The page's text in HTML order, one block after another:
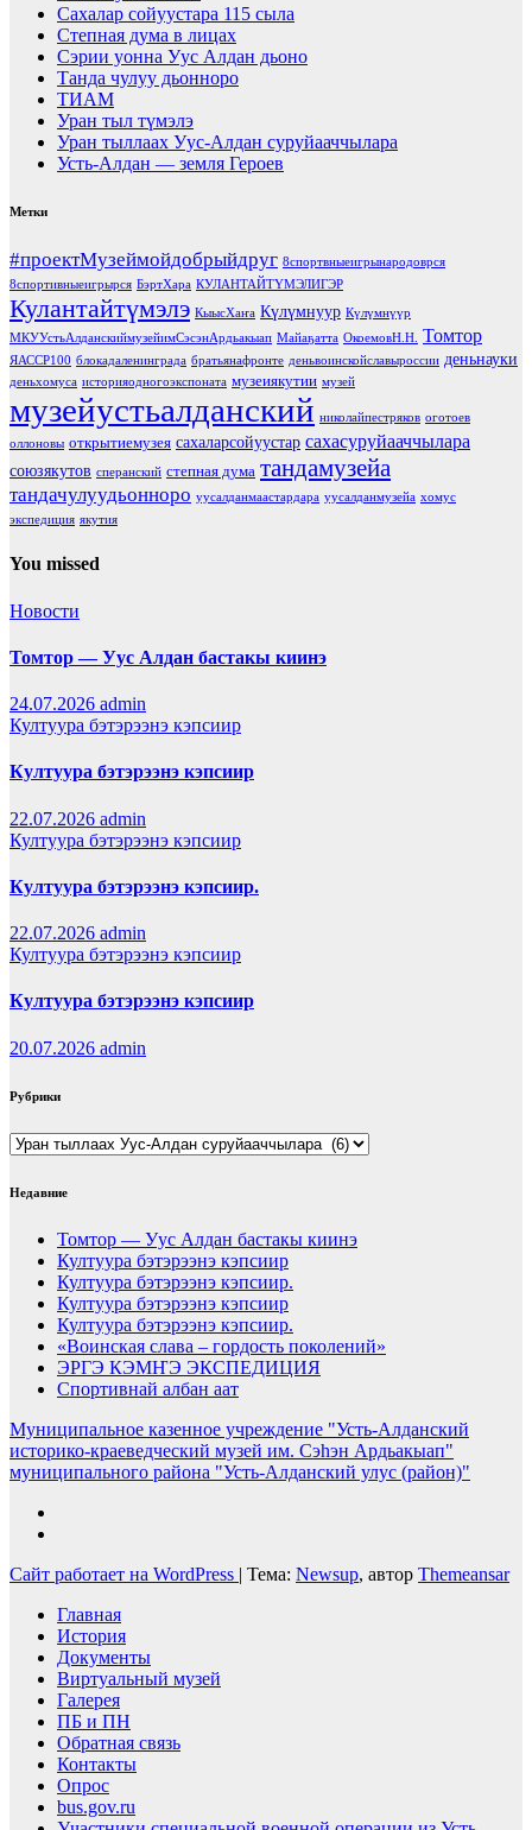
Сахалар сойуустара 115 сыла
Степная дума в лицах
Сэрии уонна Уус Алдан дьоно
Танда чулуу дьонноро
ТИАМ
Уран тыл түмэлэ
Уран тыллаах Уус-Алдан суруйааччылара
Усть-Алдан — земля Героев
Метки
#проектМузеймойдобрыйдруг 8спортвныеигрынародоврся
8спортивныеигрырся БэртХара КУЛАНТАЙТҮМЭЛИГЭР
Кулантайтүмэлэ КыысХаҥа Күлүмнуур Күлүмнүүр
МКУУстьАлданскиймузейимСэсэнАрдьакыап Майаҕатта ОкоемовН.Н. Томтор
ЯАССР100 блокадаленинграда братьянафронте деньвоинскойславыроссии деньнауки
деньхомуса историяодногоэкспоната музеиякутии музей
музейустьалданский николайпестряков оготоев
оллоновы открытиемузея сахаларсойуустар сахасуруйааччылара
союзякутов сперанский степная дума тандамузейа
тандачулуудьонноро уусалданмаастардара уусалданмузейа хомус
экспедиция якутия
You missed
Новости
Томтор — Уус Алдан бастакы киинэ
24.07.2026 admin
Култуура бэтэрээнэ кэпсиир
Култуура бэтэрээнэ кэпсиир
22.07.2026 admin
Култуура бэтэрээнэ кэпсиир
Култуура бэтэрээнэ кэпсиир.
22.07.2026 admin
Култуура бэтэрээнэ кэпсиир
Култуура бэтэрээнэ кэпсиир
20.07.2026 admin
Рубрики
Рубрики
Недавние
Томтор — Уус Алдан бастакы киинэ
Култуура бэтэрээнэ кэпсиир
Култуура бэтэрээнэ кэпсиир.
Култуура бэтэрээнэ кэпсиир
Култуура бэтэрээнэ кэпсиир.
«Воинская слава – гордость поколений»
ЭРГЭ КЭМҤЭ ЭКСПЕДИЦИЯ
Спортивнай албан аат
Муниципальное казенное учреждение "Усть-Алданский
историко-краеведческий музей им. Сэһэн Ардьакыап"
муниципального района "Усть-Алданский улус (район)"
Сайт работает на WordPress | Тема: Newsup, автор Themeansar
Главная
История
Документы
Виртуальный музей
Галерея
ПБ и ПН
Обратная связь
Контакты
Опрос
bus.gov.ru